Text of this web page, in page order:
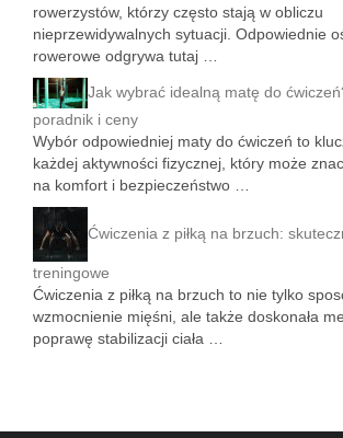
rowerzystów, którzy często stają w obliczu
nieprzewidywalnych sytuacji. Odpowiednie
rowerowe odgrywa tutaj …
Jak wybrać idealną matę do
poradnik i ceny
Wybór odpowiedniej maty do ćwiczeń to
każdej aktywności fizycznej, który może
na komfort i bezpieczeństwo …
Ćwiczenia z piłką na brzuch:
treningowe
Ćwiczenia z piłką na brzuch to nie tylko
wzmocnienie mięśni, ale także doskonała
poprawę stabilizacji ciała …